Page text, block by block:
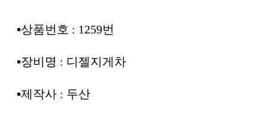
▪︎상품번호 : 1259번
▪︎장비명 : 디젤지게차
▪︎제작사 : 두산